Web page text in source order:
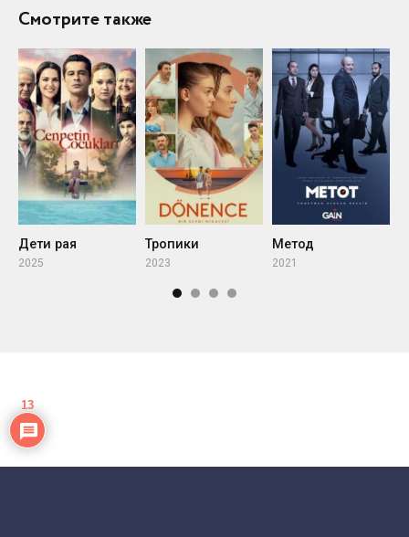
Смотрите также
Дети рая
2025
Тропики
2023
Метод
2021
13